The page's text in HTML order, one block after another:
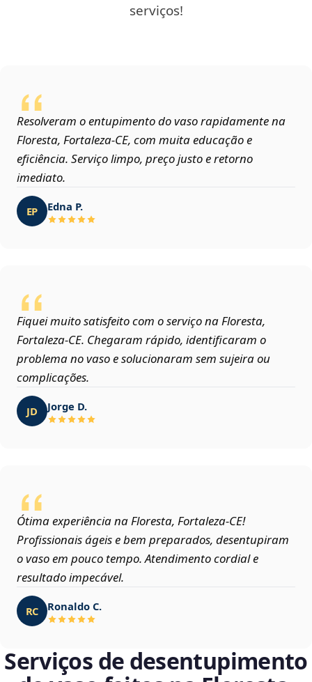
serviços!
Resolveram o entupimento do vaso rapidamente na
Floresta, Fortaleza‑CE, com muita educação e
eficiência. Serviço limpo, preço justo e retorno
imediato.
EP Edna P.
Fiquei muito satisfeito com o serviço na Floresta,
Fortaleza‑CE. Chegaram rápido, identificaram o
problema no vaso e solucionaram sem sujeira ou
complicações.
JD Jorge D.
Ótima experiência na Floresta, Fortaleza‑CE!
Profissionais ágeis e bem preparados, desentupiram
o vaso em pouco tempo. Atendimento cordial e
resultado impecável.
RC Ronaldo C.
Serviços de desentupimento